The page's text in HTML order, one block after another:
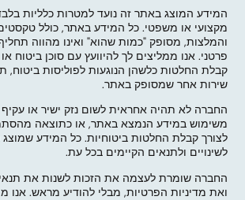
המידע המוצג באתר זה נועד למטרות כלליות בלבד
מקצועי או משפטי. כל המידע באתר, כולל
והמלצות, מסופק "כמות שהוא" ואינו מהווה תחליף
פרטני. אנו ממליצים לך להיוועץ עם סוכן ביטוח או
קבלת החלטות כלשהן הנוגעות לפוליסות ביטוח,
שירות אחר שמסופק באתר.
החברה לא תהיה אחראית לשום נזק ישיר או
משימוש במידע הנמצא באתר, או כתוצאה
לצורך קבלת החלטות ביטוחיות. כל המידע
לשינויים ולתנאים הקיימים בכל עת.
החברה שומרת לעצמה את הזכות לשנות את
ואת מדיניות הפרטיות, מבלי להודיע מראש. אנו